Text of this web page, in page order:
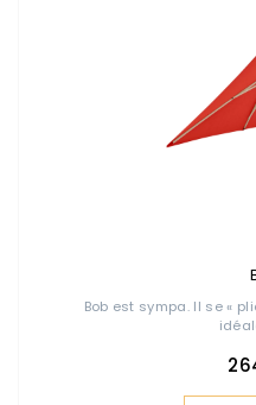
Bob est sympa. Il se «